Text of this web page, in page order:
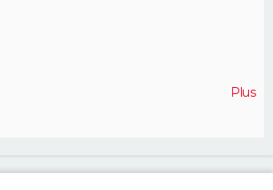
Plus